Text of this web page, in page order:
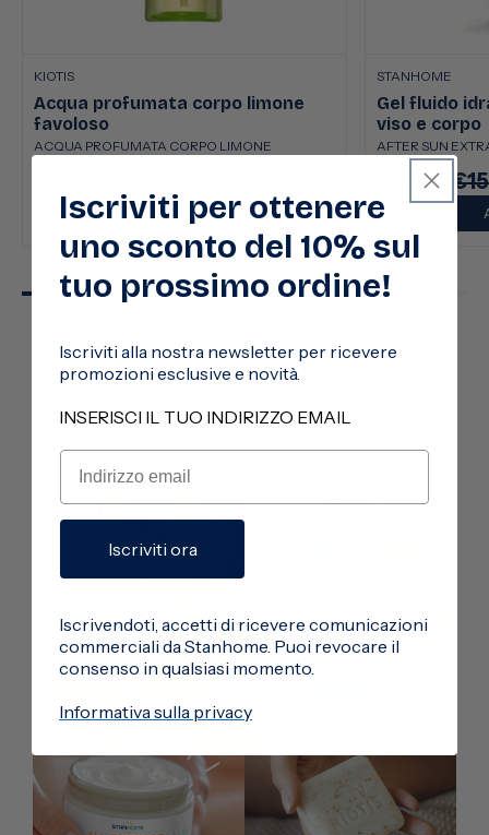
KIOTIS
Acqua profumata corpo limone
favoloso
ACQUA PROFUMATA CORPO LIMONE
scontato di
AGGIUNGI
STANHOME
Gel fluido
viso e corpo
AFTER SUN
Prezzo
scontato
€8,50
di
Seguici
Iscriviti per ottenere
uno sconto del 10% sul
tuo prossimo ordine!
Iscriviti alla nostra newsletter per ricevere
promozioni esclusive e novità.
INSERISCI IL TUO INDIRIZZO EMAIL
Iscriviti ora
Iscrivendoti, accetti di ricevere comunicazioni
commerciali da Stanhome. Puoi revocare il
consenso in qualsiasi momento.
Informativa sulla privacy